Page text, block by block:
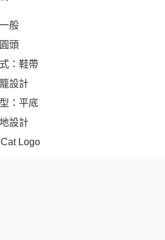
般
頭
：鞋帶
設計
：平底
設計
Logo